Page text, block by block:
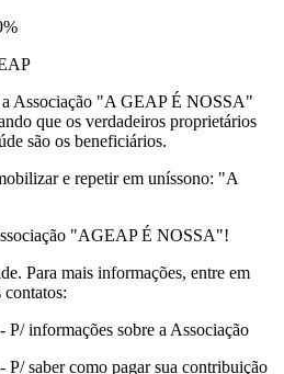
a Associação "A GEAP É NOSSA"
que os verdadeiros proprietários
são os beneficiários.
e repetir em uníssono: "A
"AGEAP É NOSSA"!
Para mais informações, entre em
contatos:
informações sobre a Associação
saber como pagar sua contribuição